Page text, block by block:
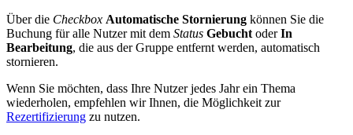
Über die Checkbox Automatische Stornierung können Sie die
Buchung für alle Nutzer mit dem Status Gebucht oderIn
Bearbeitung, die aus der Gruppe entfernt werden, automatisch
stornieren.
Wenn Sie möchten, dass Ihre Nutzer jedes Jahr ein Thema
wiederholen, empfehlen wir Ihnen, die Möglichkeit zur
Rezertifizierung zu nutzen.